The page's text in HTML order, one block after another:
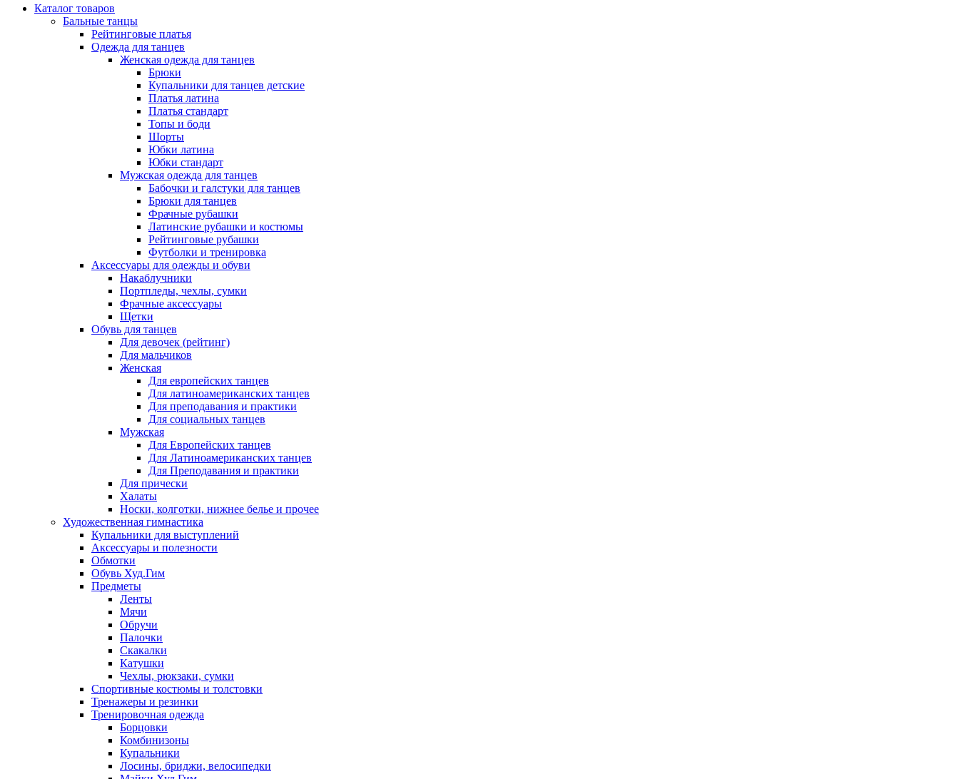
МенюКаталог товаров
Бальные танцы
Рейтинговые платья
Одежда для танцев
Женская одежда для танцев
Брюки
Купальники для танцев детские
Платья латина
Платья стандарт
Топы и боди
Шорты
Юбки латина
Юбки стандарт
Мужская одежда для танцев
Бабочки и галстуки для танцев
Брюки для танцев
Фрачные рубашки
Латинские рубашки и костюмы
Рейтинговые рубашки
Футболки и тренировка
Аксессуары для одежды и обуви
Накаблучники
Портпледы, чехлы, сумки
Фрачные аксессуары
Щетки
Обувь для танцев
Для девочек (рейтинг)
Для мальчиков
Женская
Для европейских танцев
Для латиноамериканских танцев
Для преподавания и практики
Для социальных танцев
Мужская
Для Европейских танцев
Для Латиноамериканских танцев
Для Преподавания и практики
Для прически
Халаты
Носки, колготки, нижнее белье и прочее
Художественная гимнастика
Купальники для выступлений
Аксессуары и полезности
Обмотки
Обувь Худ.Гим
Предметы
Ленты
Мячи
Обручи
Палочки
Скакалки
Катушки
Чехлы, рюкзаки, сумки
Спортивные костюмы и толстовки
Тренажеры и резинки
Тренировочная одежда
Борцовки
Комбинизоны
Купальники
Лосины, бриджи, велосипедки